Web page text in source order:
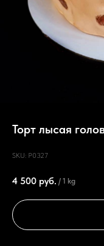
Торт лысая
SKU: P0327
4 500 руб. / 1 kg